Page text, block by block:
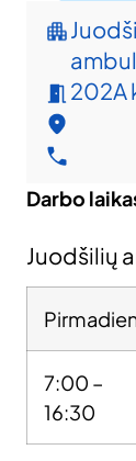
202A
Darbo
Juodšilių
7:00 –
16:30